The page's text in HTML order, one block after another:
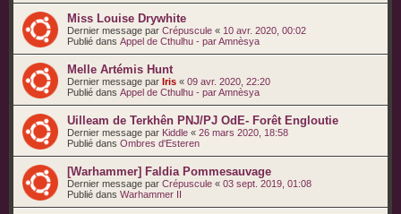
Miss Louise Drywhite
Dernier message par Crépuscule « 10 avr. 2020, 00:02
Publié dans Appel de Cthulhu - par Amnèsya
Melle Artémis Hunt
Dernier message par Iris « 09 avr. 2020, 22:20
Publié dans Appel de Cthulhu - par Amnèsya
Uilleam de Terkhên PNJ/PJ OdE- Forêt Engloutie
Dernier message par Kiddle « 26 mars 2020, 18:58
Publié dans Ombres d'Esteren
[Warhammer] Faldia Pommesauvage
Dernier message par Crépuscule « 03 sept. 2019, 01:08
Publié dans Warhammer II